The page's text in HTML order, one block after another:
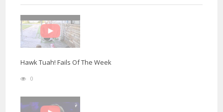
Hawk Tuah! Fails Of The Week
0